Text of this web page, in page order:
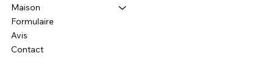
Maison
Formulaire
Avis
Contact